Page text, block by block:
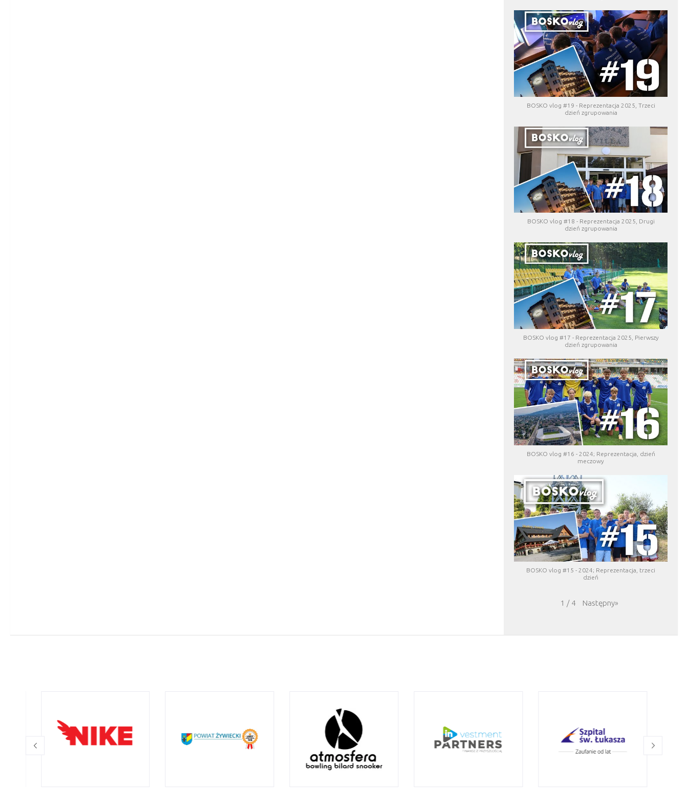
BOSKO vlog #19 - Reprezentacja 2025, Trzeci
dzień zgrupowania
BOSKO vlog #18 - Reprezentacja 2025, Drugi
dzień zgrupowania
BOSKO vlog #17 - Reprezentacja 2025, Pierwszy
dzień zgrupowania
BOSKO vlog #16 - 2024; Reprezentacja, dzień
meczowy
BOSKO vlog #15 - 2024; Reprezentacja, trzeci
dzień
1 / 4 Następny»